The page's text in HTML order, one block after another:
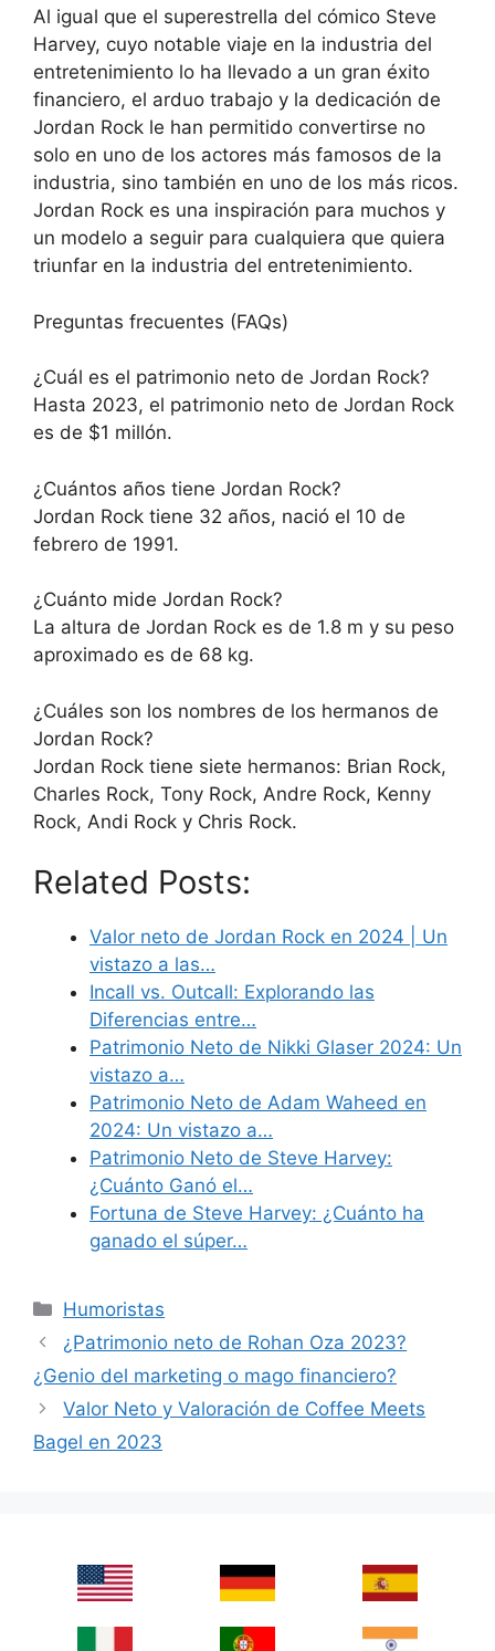
Al igual que el superestrella del cómico Steve
Harvey, cuyo notable viaje en la industria del
entretenimiento lo ha llevado a un gran éxito
financiero, el arduo trabajo y la dedicación de
Jordan Rock le han permitido convertirse no
solo en uno de los actores más famosos de la
industria, sino también en uno de los más ricos.
Jordan Rock es una inspiración para muchos y
un modelo a seguir para cualquiera que quiera
triunfar en la industria del entretenimiento.
Preguntas frecuentes (FAQs)
¿Cuál es el patrimonio neto de Jordan Rock?
Hasta 2023, el patrimonio neto de Jordan Rock
es de $1 millón.
¿Cuántos años tiene Jordan Rock?
Jordan Rock tiene 32 años, nació el 10 de
febrero de 1991.
¿Cuánto mide Jordan Rock?
La altura de Jordan Rock es de 1.8 m y su peso
aproximado es de 68 kg.
¿Cuáles son los nombres de los hermanos de
Jordan Rock?
Jordan Rock tiene siete hermanos: Brian Rock,
Charles Rock, Tony Rock, Andre Rock, Kenny
Rock, Andi Rock y Chris Rock.
Related Posts:
Valor neto de Jordan Rock en 2024 | Un
vistazo a las…
Incall vs. Outcall: Explorando las
Diferencias entre…
Patrimonio Neto de Nikki Glaser 2024: Un
vistazo a…
Patrimonio Neto de Adam Waheed en
2024: Un vistazo a…
Patrimonio Neto de Steve Harvey:
¿Cuánto Ganó el…
Fortuna de Steve Harvey: ¿Cuánto ha
ganado el súper…
Categories
Humoristas
¿Patrimonio neto de Rohan Oza 2023?
¿Genio del marketing o mago financiero?
Valor Neto y Valoración de Coffee Meets
Bagel en 2023